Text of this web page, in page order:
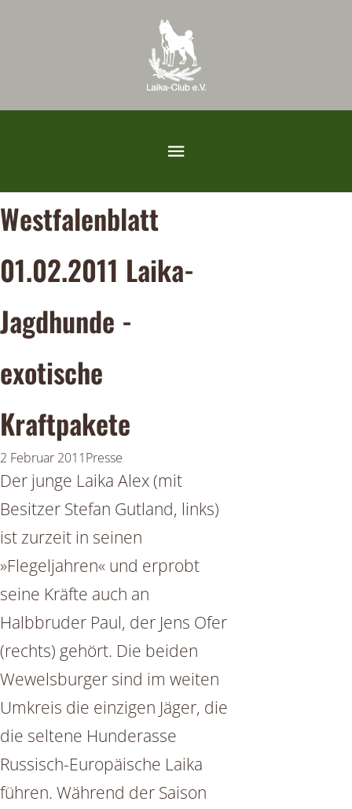
Westfalenblatt
01.02.2011 Laika-
Jagdhunde -
exotische
Kraftpakete
2 Februar 2011Presse
Der junge Laika Alex (mit
Besitzer Stefan Gutland, links)
ist zurzeit in seinen
»Flegeljahren« und erprobt
seine Kräfte auch an
Halbbruder Paul, der Jens Ofer
(rechts) gehört. Die beiden
Wewelsburger sind im weiten
Umkreis die einzigen Jäger, die
die seltene Hunderasse
Russisch-Europäische Laika
führen. Während der Saison